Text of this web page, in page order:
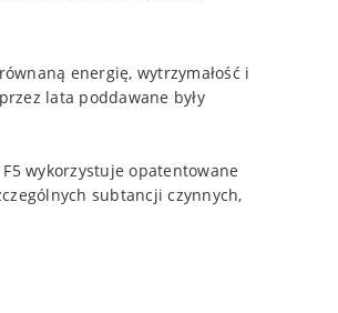
energię, wytrzymałość i
lata poddawane były
wykorzystuje opatentowane
subtancji czynnych,